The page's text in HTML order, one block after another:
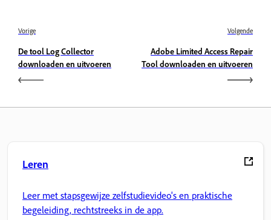
Vorige
De tool Log Collector
downloaden en uitvoeren
Volgende
Adobe Limited Access Repair
Tool downloaden en uitvoeren
Leren
Leer met stapsgewijze zelfstudievideo's en praktische
begeleiding, rechtstreeks in de app.